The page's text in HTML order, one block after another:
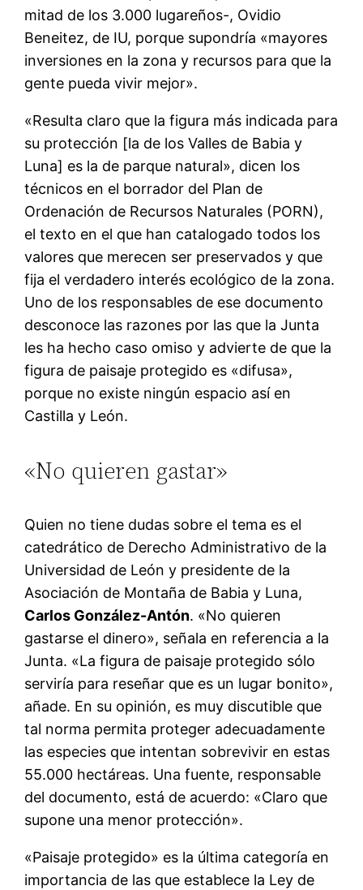
mitad de los 3.000 lugareños-, Ovidio
Beneitez, de IU, porque supondría «mayores
inversiones en la zona y recursos para que la
gente pueda vivir mejor».
«Resulta claro que la figura más indicada para
su protección [la de los Valles de Babia y
Luna] es la de parque natural», dicen los
técnicos en el borrador del Plan de
Ordenación de Recursos Naturales (PORN),
el texto en el que han catalogado todos los
valores que merecen ser preservados y que
fija el verdadero interés ecológico de la zona.
Uno de los responsables de ese documento
desconoce las razones por las que la Junta
les ha hecho caso omiso y advierte de que la
figura de paisaje protegido es «difusa»,
porque no existe ningún espacio así en
Castilla y León.
«No quieren gastar»
Quien no tiene dudas sobre el tema es el
catedrático de Derecho Administrativo de la
Universidad de León y presidente de la
Asociación de Montaña de Babia y Luna,
Carlos González-Antón. «No quieren
gastarse el dinero», señala en referencia a la
Junta. «La figura de paisaje protegido sólo
serviría para reseñar que es un lugar bonito»,
añade. En su opinión, es muy discutible que
tal norma permita proteger adecuadamente
las especies que intentan sobrevivir en estas
55.000 hectáreas. Una fuente, responsable
del documento, está de acuerdo: «Claro que
supone una menor protección».
«Paisaje protegido» es la última categoría en
importancia de las que establece la Ley de